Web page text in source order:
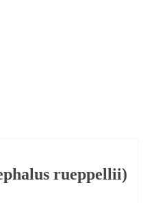
rueppellii)